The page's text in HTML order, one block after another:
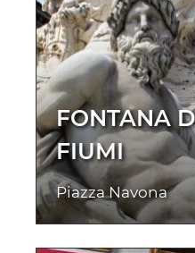
FONTANA
FIUMI
Piazza Navona